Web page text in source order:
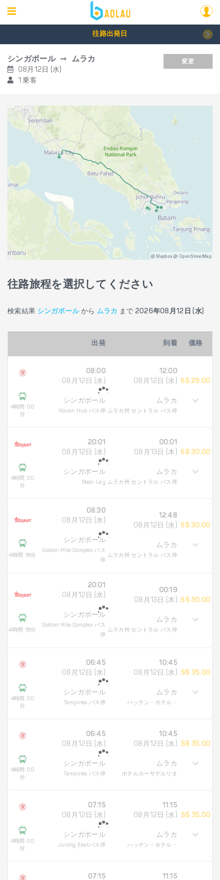
往路出発日
シンガポール ムラカ
08月12日 (水)
1 乗客
変更
@ Mapbox @ OpenStreetMap
往路旅程を選択してください
検索結果 シンガポールから ムラカ まで 2026年08月12日 (水)
出発 到着 価格
4時間 00
分
08:00
08月12日 (水)
シンガポール
Kovan Hub バス停
12:00
08月12日 (水)
ムラカ
ムラカ州 セントラル バス停
S$ 29.00
4時間 00
分
20:01
08月12日 (水)
シンガポール
Boon Lay
00:01
08月13日 (木)
ムラカ
ムラカ州 セントラル バス停
S$ 30.00
4時間 18分
08:30
08月12日 (水)
シンガポール
Golden Mile Complex バス
停
12:48
08月12日 (水)
ムラカ
ムラカ州 セントラル バス停
S$ 30.00
4時間 18分
20:01
08月12日 (水)
シンガポール
Golden Mile Complex バス
停
00:19
08月13日 (木)
ムラカ
ムラカ州 セントラル バス停
S$ 30.00
4時間 00
分
06:45
08月12日 (水)
シンガポール
Tampines バス停
10:45
08月12日 (水)
ムラカ
ハッテン・ホテル・
S$ 35.00
4時間 00
分
06:45
08月12日 (水)
シンガポール
Tampines バス停
10:45
08月12日 (水)
ムラカ
ホテルカーサデルリオ
S$ 35.00
4時間 00
分
07:15
08月12日 (水)
シンガポール
Jurong Eastバス停
11:15
08月12日 (水)
ムラカ
ハッテン・ホテル・
S$ 35.00
07:15 11:15